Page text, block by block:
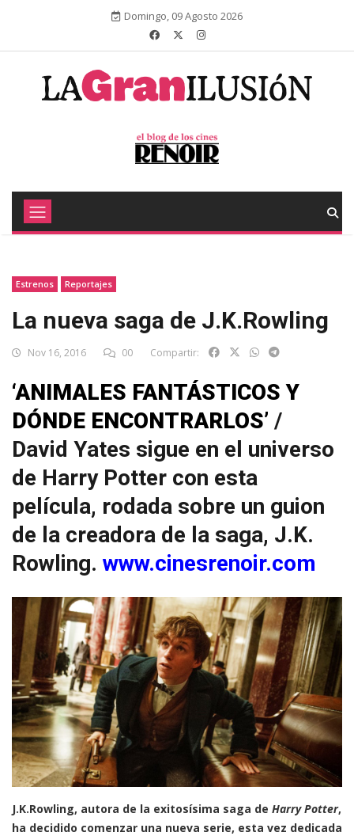
Domingo, 09 Agosto 2026
Estrenos Reportajes
La nueva saga de J.K.Rowling
Nov 16, 2016 00 Compartir:
‘ANIMALES FANTÁSTICOS Y
DÓNDE ENCONTRARLOS’ /
David Yates sigue en el universo
de Harry Potter con esta
película, rodada sobre un guion
de la creadora de la saga, J.K.
Rowling. www.cinesrenoir.com
J.K.Rowling, autora de la exitosísima saga de Harry Potter,
ha decidido comenzar una nueva serie, esta vez dedicada